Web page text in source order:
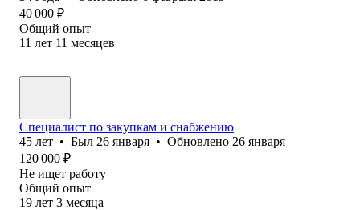
40 000 ₽
Общий опыт
11 лет 11 месяцев
Специалист по закупкам и снабжению
45 лет • Был 26 января • Обновлено 26 января
120 000 ₽
Не ищет работу
Общий опыт
19 лет 3 месяца